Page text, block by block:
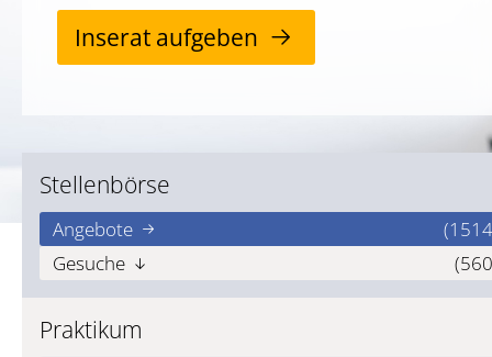
Inserat aufgeben
Stellenbörse
Angebote
Gesuche
Praktikum